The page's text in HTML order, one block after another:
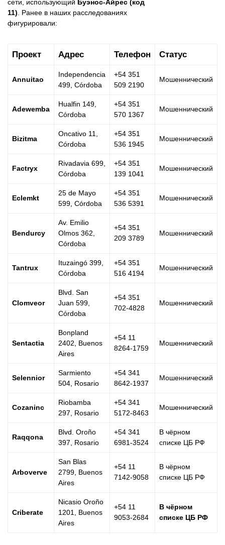
сети, использующий Буэнос-Айрес (код
11) . Ранее в наших расследованиях
фигурировали:
Проект Адрес Телефон Статус
Annuitao
Independencia
499, Córdoba
+54 351
509 2190
Мошеннический
Adewemba
Hualfin 149,
Córdoba
+54 351
570 1367
Мошеннический
Bizitma
Oncativo 11,
Córdoba
+54 351
536 1945
Мошеннический
Factryx
Rivadavia 699,
Córdoba
+54 351
139 1041
Мошеннический
Eclemkt
25 de Mayo
599, Córdoba
+54 351
536 5391
Мошеннический
Bendurcy
Av. Emilio
Olmos 362,
Córdoba
+54 351
209 3789
Мошеннический
Tantrux
Ituzaingó 399,
Córdoba
+54 351
516 4194
Мошеннический
Clomveor
Blvd. San
Juan 599,
Córdoba
+54 351
702-4828
Мошеннический
Sentactia
Bonpland
2402, Buenos
Aires
+54 11
8264-1759
Мошеннический
Selennior
Sarmiento
504, Rosario
+54 341
8642-1937
Мошеннический
Cozaninc
Riobamba
297, Rosario
+54 341
5172-8463
Мошеннический
Raqqona
Blvd. Oroño
397, Rosario
+54 341
6981-3524
В чёрном
списке ЦБ РФ
Arboverve
San Blas
2799, Buenos
Aires
+54 11
7142-9058
В чёрном
списке ЦБ РФ
Criberate
Nicasio Oroño
1201, Buenos
Aires
+54 11
9053-2684
В чёрном
списке ЦБ РФ